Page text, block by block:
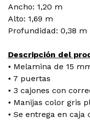
Ancho: 1,20 m
Alto: 1,69 m
Profundidad: 0,38 m
Descripción del
• Melamina de 15
• 7 puertas
• 3 cajones con
• Manijas color gris
• Se entrega en